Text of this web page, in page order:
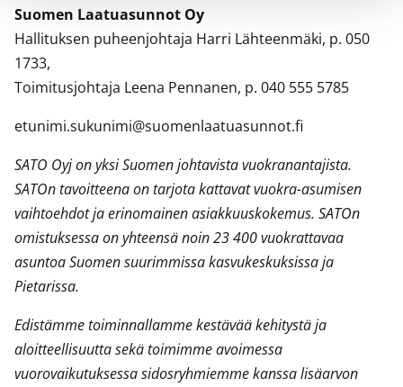
Suomen Laatuasunnot Oy
Hallituksen puheenjohtaja Harri Lähteenmäki, p. 050
1733,
Toimitusjohtaja Leena Pennanen, p. 040 555 5785
etunimi.sukunimi@suomenlaatuasunnot.fi
SATO Oyj on yksi Suomen johtavista vuokranantajista.
SATOn tavoitteena on tarjota kattavat vuokra-asumisen
vaihtoehdot ja erinomainen asiakkuuskokemus. SATOn
omistuksessa on yhteensä noin 23 400 vuokrattavaa
asuntoa Suomen suurimmissa kasvukeskuksissa ja
Pietarissa.
Edistämme toiminnallamme kestävää kehitystä ja
aloitteellisuutta sekä toimimme avoimessa
vuorovaikutuksessa sidosryhmiemme kanssa lisäarvon